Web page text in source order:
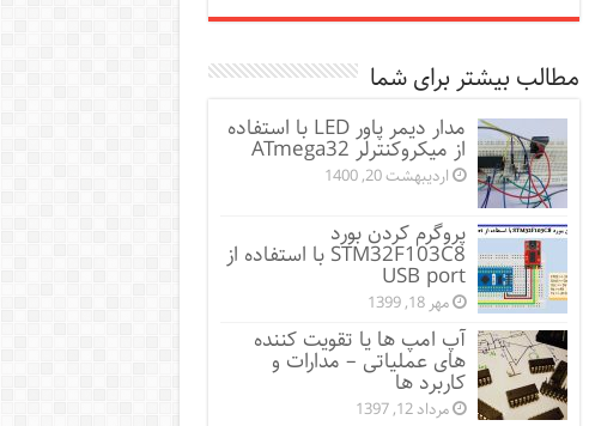
مطالب بیشتر برای شما
مدار دیمر پاور LED با استفاده
از میکروکنترلر ATmega32
اردیبهشت 20, 1400
پروگرم کردن بورد
STM32F103C8 با استفاده از
USB port
مهر 18, 1399
آپ امپ ها یا تقویت کننده
های عملیاتی – مدارات و
کاربرد ها
مرداد 12, 1397